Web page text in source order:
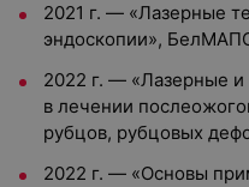
2021 г. — «Лазерные
эндоскопии»,
2022 г. — «Лазерные и
в лечении
рубцов, рубцовых
2022 г. — «Основы